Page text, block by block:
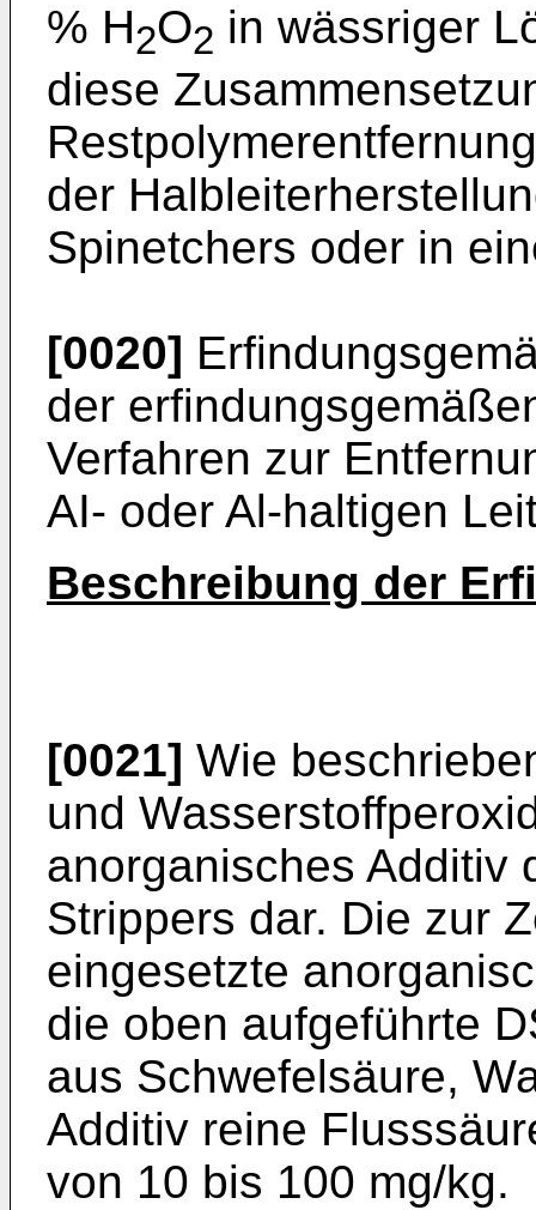
% H2O2 in wässriger
diese
der
Spinetchers oder in
[0020]
der
Verfahren zur
AI- oder Al-haltigen
Beschreibung der
[0021] Wie
und
anorganisches Additiv
Strippers dar. Die zur
eingesetzte
die oben aufgeführte
aus Schwefelsäure,
Additiv reine
von 10 bis 100 mg/kg.